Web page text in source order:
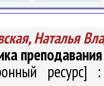
Наталья
ресурс]